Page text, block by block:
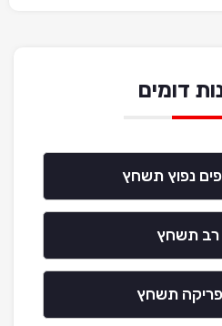
דומים
נפוץ תשחץ
רב תשחץ
תשחץ